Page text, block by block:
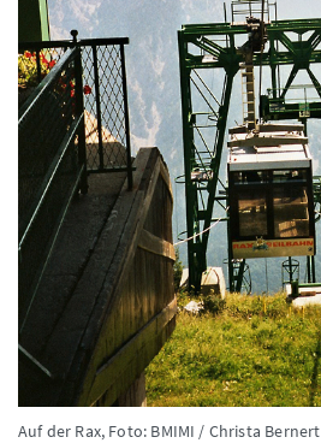
Auf der Rax, Foto: BMIMI / Christa Bernert